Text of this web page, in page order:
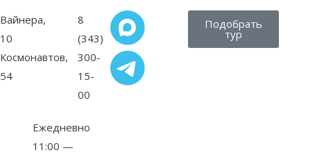
Вайнера,
10
Космонавтов,
54
8
(343)
300-
15-
00
Ежедневно
11:00 —
Подобрать
тур